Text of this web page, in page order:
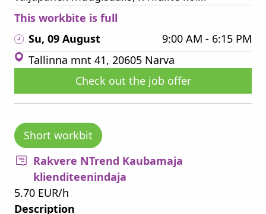
This workbite is full
Su, 09 August
9:00 AM - 6:15 PM
Tallinna mnt 41, 20605 Narva
Check out the job offer
Short workbit
Rakvere NTrend Kaubamaja
klienditeenindaja
5.70 EUR/h
Description